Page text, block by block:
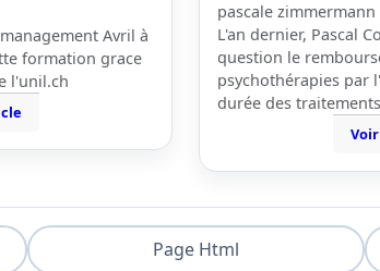
Avril à
formation grace
l'unil.ch
pascale
L'an dernier, Pascal
question le
psychothérapies par
durée des
Page Html